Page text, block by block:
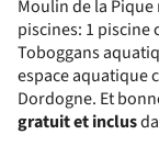
Moulin de la
piscines: 1 piscine
Toboggans
espace aquatique
Dordogne. Et
gratuit et inclus